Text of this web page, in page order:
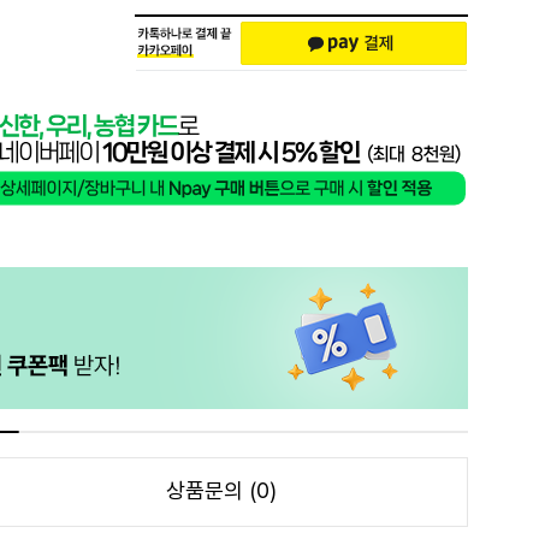
상품문의 (0)